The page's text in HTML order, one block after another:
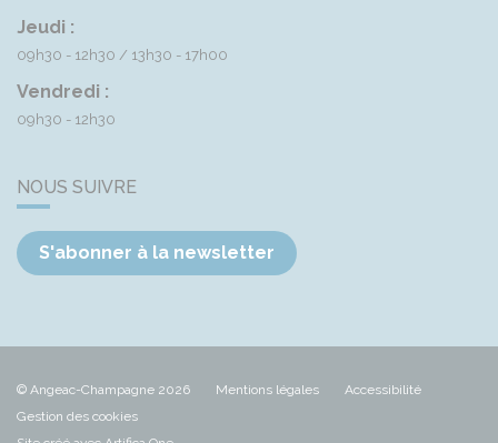
Jeudi :
09h30 - 12h30 13h30 - 17h00
Vendredi :
09h30 - 12h30
NOUS SUIVRE
S'abonner à la newsletter
© Angeac-Champagne 2026 Mentions légales
Accessibilité
Gestion des cookies